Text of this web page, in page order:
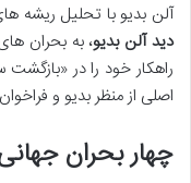
آلن بدیو با تحلیل ریشه
دید آلن بدیو، به بحران
راهکار خود را در
اصلی از منظر بدیو و
چهار بحران